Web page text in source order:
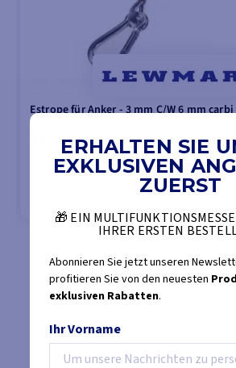
Estrope für Anker - 3 mm C/W 6 mm carbi
100,06 €
104,50 €
AUF LAGER DES LIEFERANTEN
ERHALTEN SIE
EXKLUSIVEN
ZUERST
🎁 EIN
IHRER ERSTEN
Abonnieren Sie jetzt unseren
profitieren Sie von den neuesten
exklusiven Rabatten.
Ihr Vorname